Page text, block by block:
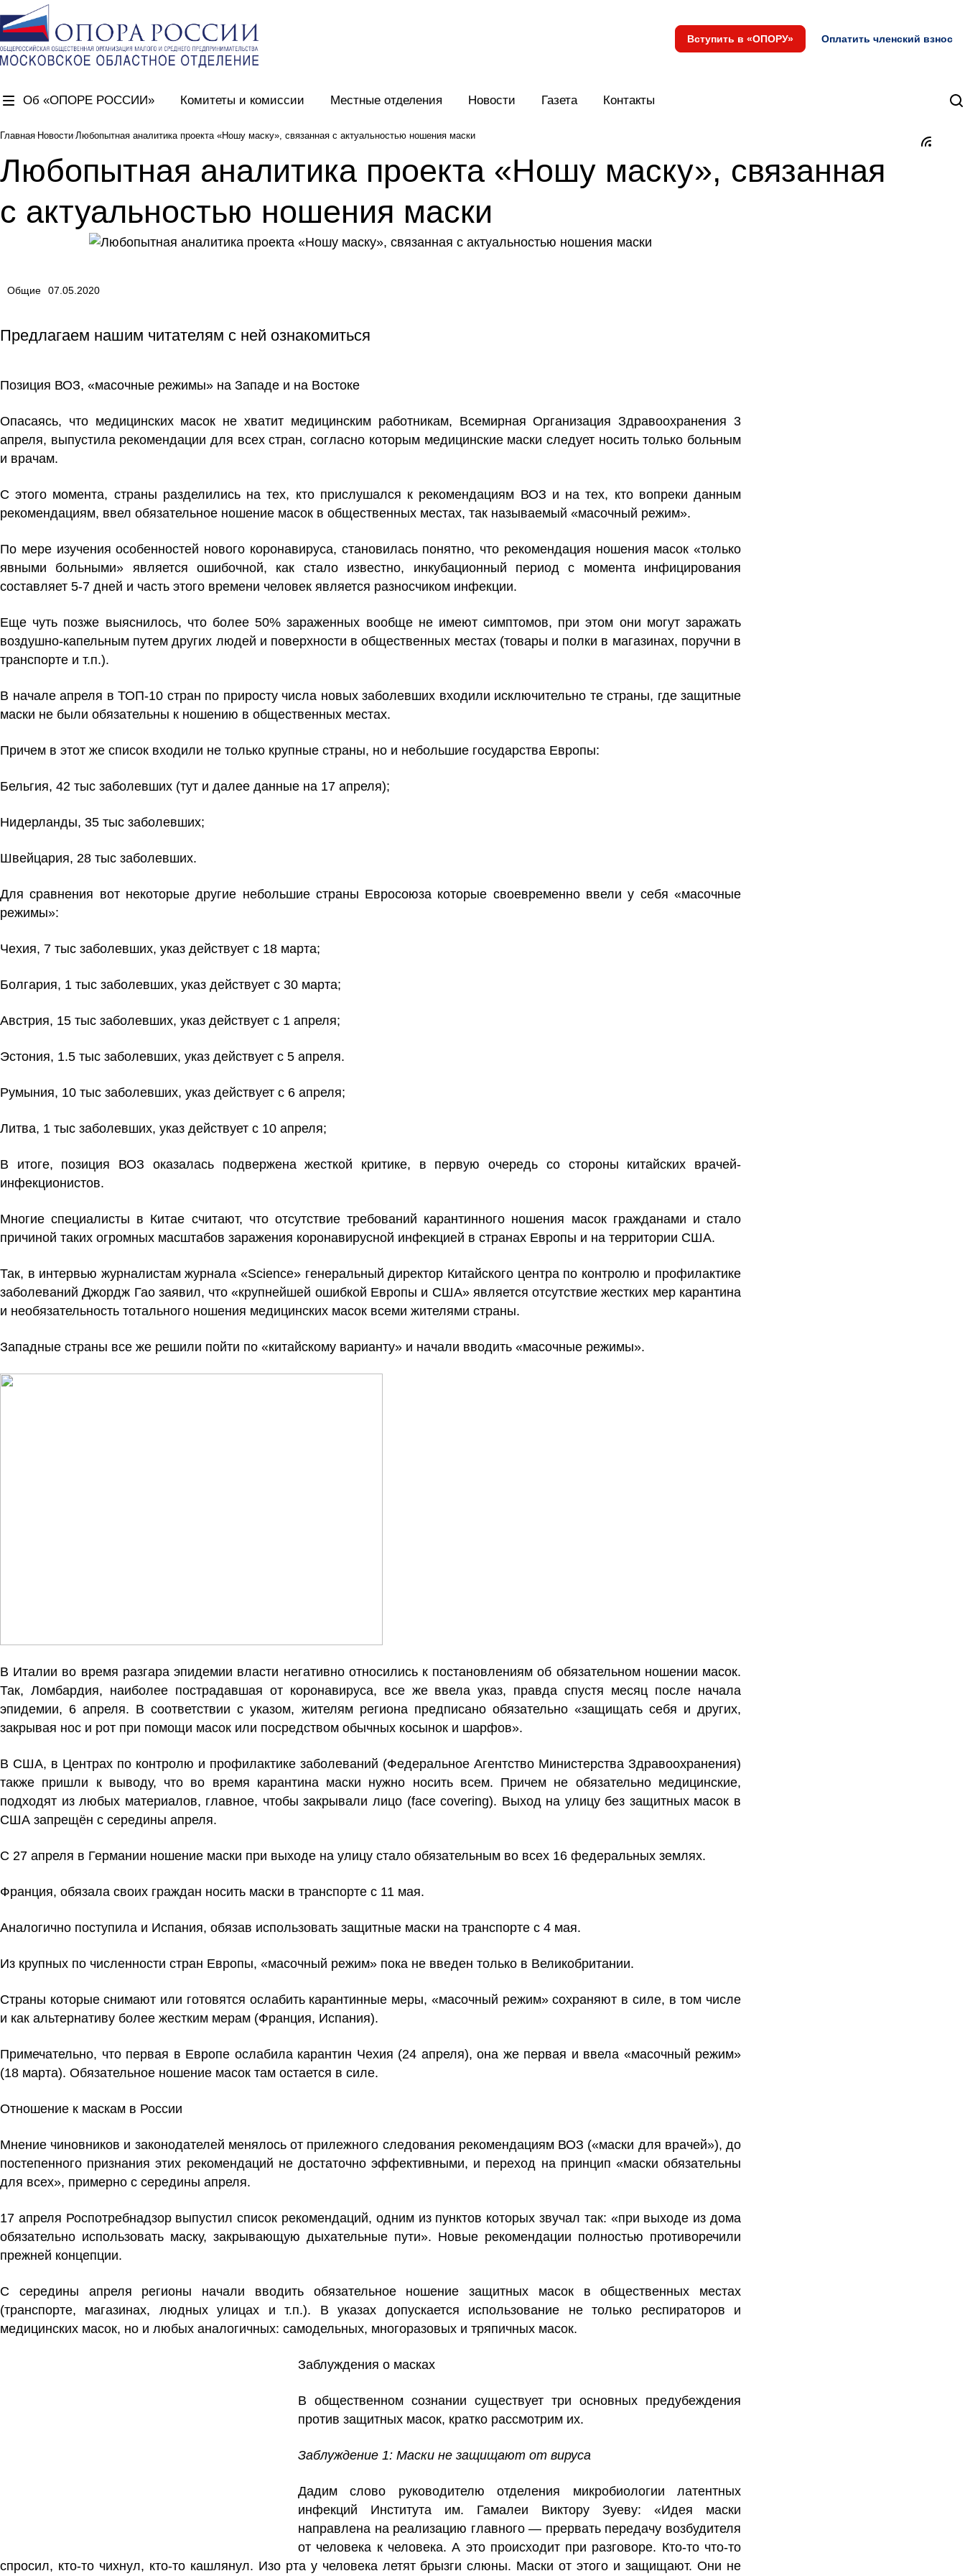
Вступить в «ОПОРУ» Оплатить членский взнос
Об «ОПОРЕ РОССИИ» Комитеты и комиссии Местные отделения Новости Газета Контакты
Главная Новости Любопытная аналитика проекта «Ношу маску», связанная с актуальностью ношения маски
Любопытная аналитика проекта «Ношу маску», связанная
с актуальностью ношения маски
Общие 07.05.2020
Предлагаем нашим читателям с ней ознакомиться
Позиция ВОЗ, «масочные режимы» на Западе и на Востоке
Опасаясь, что медицинских масок не хватит медицинским работникам, Всемирная Организация Здравоохранения 3
апреля, выпустила рекомендации для всех стран, согласно которым медицинские маски следует носить только больным
и врачам.
С этого момента, страны разделились на тех, кто прислушался к рекомендациям ВОЗ и на тех, кто вопреки данным
рекомендациям, ввел обязательное ношение масок в общественных местах, так называемый «масочный режим».
По мере изучения особенностей нового коронавируса, становилась понятно, что рекомендация ношения масок «только
явными больными» является ошибочной, как стало известно, инкубационный период с момента инфицирования
составляет 5-7 дней и часть этого времени человек является разносчиком инфекции.
Еще чуть позже выяснилось, что более 50% зараженных вообще не имеют симптомов, при этом они могут заражать
воздушно-капельным путем других людей и поверхности в общественных местах (товары и полки в магазинах, поручни в
транспорте и т.п.).
В начале апреля в ТОП-10 стран по приросту числа новых заболевших входили исключительно те страны, где защитные
маски не были обязательны к ношению в общественных местах.
Причем в этот же список входили не только крупные страны, но и небольшие государства Европы:
Бельгия, 42 тыс заболевших (тут и далее данные на 17 апреля);
Нидерланды, 35 тыс заболевших;
Швейцария, 28 тыс заболевших.
Для сравнения вот некоторые другие небольшие страны Евросоюза которые своевременно ввели у себя «масочные
режимы»:
Чехия, 7 тыс заболевших, указ действует с 18 марта;
Болгария, 1 тыс заболевших, указ действует с 30 марта;
Австрия, 15 тыс заболевших, указ действует с 1 апреля;
Эстония, 1.5 тыс заболевших, указ действует с 5 апреля.
Румыния, 10 тыс заболевших, указ действует с 6 апреля;
Литва, 1 тыс заболевших, указ действует с 10 апреля;
В итоге, позиция ВОЗ оказалась подвержена жесткой критике, в первую очередь со стороны китайских врачей-
инфекционистов.
Многие специалисты в Китае считают, что отсутствие требований карантинного ношения масок гражданами и стало
причиной таких огромных масштабов заражения коронавирусной инфекцией в странах Европы и на территории США.
Так, в интервью журналистам журнала «Science» генеральный директор Китайского центра по контролю и профилактике
заболеваний Джордж Гао заявил, что «крупнейшей ошибкой Европы и США» является отсутствие жестких мер карантина
и необязательность тотального ношения медицинских масок всеми жителями страны.
Западные страны все же решили пойти по «китайскому варианту» и начали вводить «масочные режимы».
В Италии во время разгара эпидемии власти негативно относились к постановлениям об обязательном ношении масок.
Так, Ломбардия, наиболее пострадавшая от коронавируса, все же ввела указ, правда спустя месяц после начала
эпидемии, 6 апреля. В соответствии с указом, жителям региона предписано обязательно «защищать себя и других,
закрывая нос и рот при помощи масок или посредством обычных косынок и шарфов».
В США, в Центрах по контролю и профилактике заболеваний (Федеральное Агентство Министерства Здравоохранения)
также пришли к выводу, что во время карантина маски нужно носить всем. Причем не обязательно медицинские,
подходят из любых материалов, главное, чтобы закрывали лицо (face covering). Выход на улицу без защитных масок в
США запрещён с середины апреля.
С 27 апреля в Германии ношение маски при выходе на улицу стало обязательным во всех 16 федеральных землях.
Франция, обязала своих граждан носить маски в транспорте с 11 мая.
Аналогично поступила и Испания, обязав использовать защитные маски на транспорте с 4 мая.
Из крупных по численности стран Европы, «масочный режим» пока не введен только в Великобритании.
Страны которые снимают или готовятся ослабить карантинные меры, «масочный режим» сохраняют в силе, в том числе
и как альтернативу более жестким мерам (Франция, Испания).
Примечательно, что первая в Европе ослабила карантин Чехия (24 апреля), она же первая и ввела «масочный режим»
(18 марта). Обязательное ношение масок там остается в силе.
Отношение к маскам в России
Мнение чиновников и законодателей менялось от прилежного следования рекомендациям ВОЗ («маски для врачей»), до
постепенного признания этих рекомендаций не достаточно эффективными, и переход на принцип «маски обязательны
для всех», примерно с середины апреля.
17 апреля Роспотребнадзор выпустил список рекомендаций, одним из пунктов которых звучал так: «при выходе из дома
обязательно использовать маску, закрывающую дыхательные пути». Новые рекомендации полностью противоречили
прежней концепции.
С середины апреля регионы начали вводить обязательное ношение защитных масок в общественных местах
(транспорте, магазинах, людных улицах и т.п.). В указах допускается использование не только респираторов и
медицинских масок, но и любых аналогичных: самодельных, многоразовых и тряпичных масок.
Заблуждения о масках
В общественном сознании существует три основных предубеждения
против защитных масок, кратко рассмотрим их.
Заблуждение 1: Маски не защищают от вируса
Дадим слово руководителю отделения микробиологии латентных
инфекций Института им. Гамалеи Виктору Зуеву: «Идея маски
направлена на реализацию главного — прервать передачу возбудителя
от человека к человека. А это происходит при разговоре. Кто-то что-то
спросил, кто-то чихнул, кто-то кашлянул. Изо рта у человека летят брызги слюны. Маски от этого и защищают. Они не